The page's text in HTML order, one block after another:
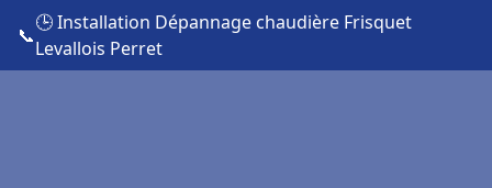
📞
🕒 Installation Dépannage chaudière Frisquet
Levallois Perret